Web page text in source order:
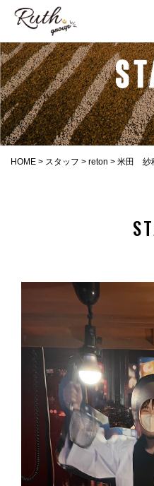
t
h
g
r
o
u
HOME > スタッフ > reton > 米田 紗